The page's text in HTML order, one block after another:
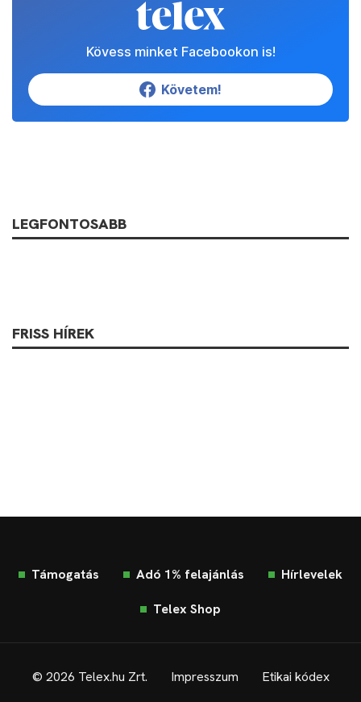
Kövess minket Facebookon is!
Követem!
LEGFONTOSABB
FRISS HÍREK
Támogatás Adó 1% felajánlás Hírlevelek
Telex Shop
© 2026 Telex.hu Zrt. Impresszum Etikai kódex